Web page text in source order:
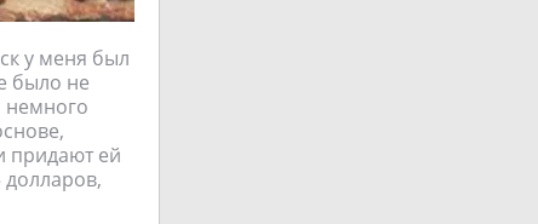
у меня был
было не
немного
придают ей
долларов,